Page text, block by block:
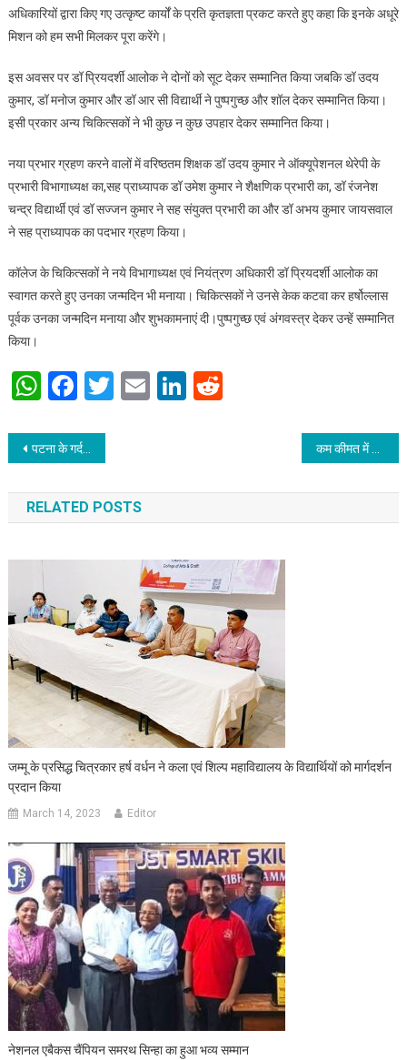
अधिकारियों द्वारा किए गए उत्कृष्ट कार्यों के प्रति कृतज्ञता प्रकट करते हुए कहा कि इनके अधूरे
मिशन को हम सभी मिलकर पूरा करेंगे।
इस अवसर पर डॉ प्रियदर्शी आलोक ने दोनों को सूट देकर सम्मानित किया जबकि डॉ उदय
कुमार, डॉ मनोज कुमार और डॉ आर सी विद्यार्थी ने पुष्पगुच्छ और शॉल देकर सम्मानित किया।
इसी प्रकार अन्य चिकित्सकों ने भी कुछ न कुछ उपहार देकर सम्मानित किया।
नया प्रभार ग्रहण करने वालों में वरिष्ठतम शिक्षक डॉ उदय कुमार ने ऑक्यूपेशनल थेरेपी के
प्रभारी विभागाध्यक्ष का,सह प्राध्यापक डॉ उमेश कुमार ने शैक्षणिक प्रभारी का, डॉ रंजनेश
चन्द्र विद्यार्थी एवं डॉ सज्जन कुमार ने सह संयुक्त प्रभारी का और डॉ अभय कुमार जायसवाल
ने सह प्राध्यापक का पदभार ग्रहण किया।
कॉलेज के चिकित्सकों ने नये विभागाध्यक्ष एवं नियंत्रण अधिकारी डॉ प्रियदर्शी आलोक का
स्वागत करते हुए उनका जन्मदिन भी मनाया। चिकित्सकों ने उनसे केक कटवा कर हर्षोल्लास
पूर्वक उनका जन्मदिन मनाया और शुभकामनाएं दी।पुष्पगुच्छ एवं अंगवस्त्र देकर उन्हें सम्मानित
किया।
WhatsApp
Facebook
Twitter
EmailLinkedIn
Reddit
Post navigation
पटना के गर्दनीबाग ठाकुरबाड़ी में आयोजित हुआ अचला सप्तमी पर्व – सैकड़ों शाकद्वीपीय परिवार हुए शामिल कम कीमत में उच्च कोटि की सुविधा मुहैया कराएगा “हरिलाल पैलेस “बैंक्वेट हॉल।
RELATED POSTS
जम्मू के प्रसिद्ध चित्रकार हर्ष वर्धन ने कला एवं शिल्प महाविद्यालय के विद्यार्थियों को मार्गदर्शन
प्रदान किया
March 14, 2023 Editor
नेशनल एबैकस चैंपियन समरथ सिन्हा का हुआ भव्य सम्मान